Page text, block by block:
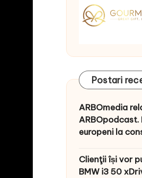
Postari
ARBOmedia
ARBOpodcast.
europeni la
Clienţii își vor
BMW i3 50